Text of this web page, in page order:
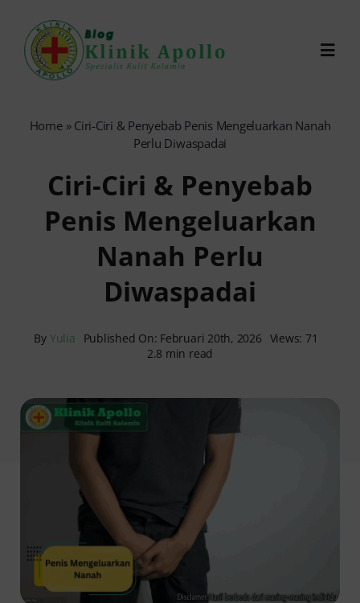
content
Reservasi Online
Home» Ciri-Ciri & Penyebab Penis Mengeluarkan Nanah
Perlu Diwaspadai
Ciri-Ciri & Penyebab
Penis Mengeluarkan
Nanah Perlu
Diwaspadai
By Yulia Published On: Februari 20th, 2026 Views: 71
2.8 min read